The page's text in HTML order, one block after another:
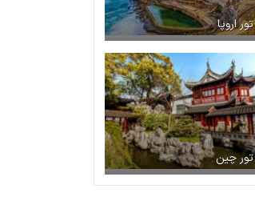
تور اروپا
تور چین